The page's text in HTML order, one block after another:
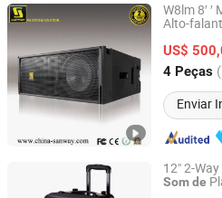
W8lm 8′ ′
Alto-
US$
4 Peças
Enviar
Sanway Audio Equipment Co.,
Guangdong, China
12" 2-Way
Somde
Ningbo ASM Electronics